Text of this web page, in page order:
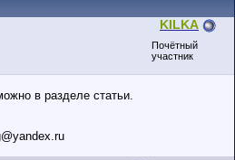
KILKA
Почётный
участник
в разделе статьи.